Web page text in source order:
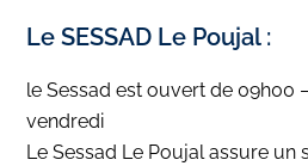
Le SESSAD Le Poujal :
le Sessad est ouvert de 09h00
vendredi
Le Sessad Le Poujal assure un